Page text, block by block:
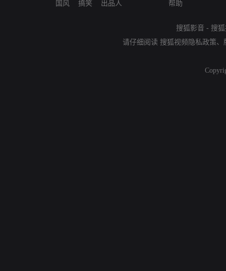
国风
搞笑
出品人
帮助
搜狐影音 - 搜
请仔细阅读 搜狐视频隐私政策、